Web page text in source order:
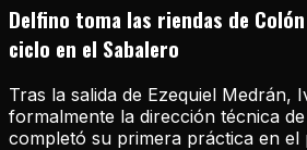
Delfino toma las riendas de
ciclo en el Sabalero
Tras la salida de Ezequiel Medrán,
formalmente la dirección técnica
completó su primera práctica en el